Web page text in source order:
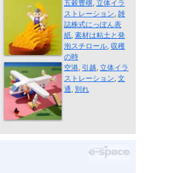
五穀豊穣, 立体イラ
ストレーション, 雑
誌株式にっぽん表
紙, 素材は粘土と発
泡スチロール, 収穫
の時
手紙書くから...
空港, 引越, 立体イラ
ストレーション, 文
通, 別れ